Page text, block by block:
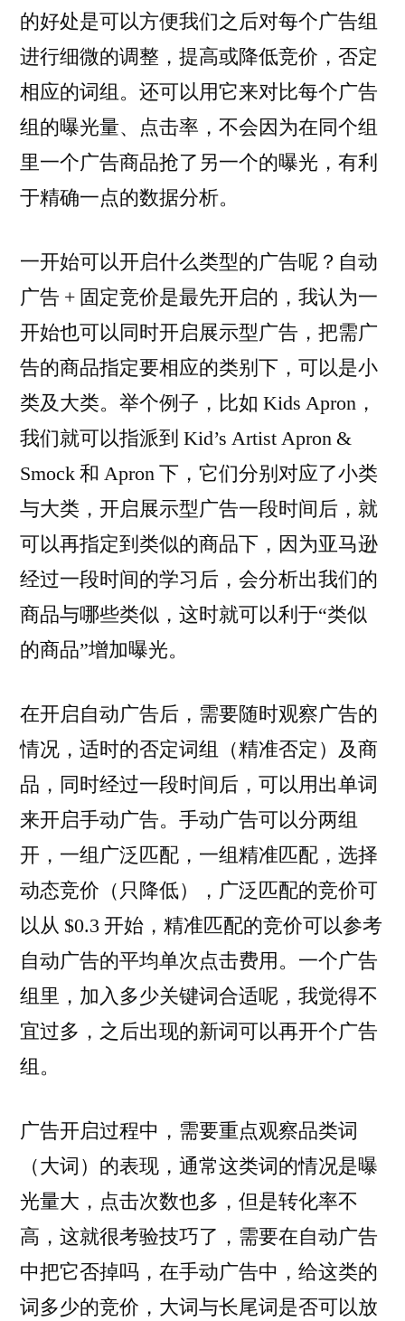
的好处是可以方便我们之后对每个广告组
进行细微的调整，提高或降低竞价，否定
相应的词组。还可以用它来对比每个广告
组的曝光量、点击率，不会因为在同个组
里一个广告商品抢了另一个的曝光，有利
于精确一点的数据分析。
一开始可以开启什么类型的广告呢？自动
广告 + 固定竞价是最先开启的，我认为一
开始也可以同时开启展示型广告，把需广
告的商品指定要相应的类别下，可以是小
类及大类。举个例子，比如 Kids Apron，
我们就可以指派到 Kid’s Artist Apron &
Smock 和 Apron 下，它们分别对应了小类
与大类，开启展示型广告一段时间后，就
可以再指定到类似的商品下，因为亚马逊
经过一段时间的学习后，会分析出我们的
商品与哪些类似，这时就可以利于“类似
的商品”增加曝光。
在开启自动广告后，需要随时观察广告的
情况，适时的否定词组（精准否定）及商
品，同时经过一段时间后，可以用出单词
来开启手动广告。手动广告可以分两组
开，一组广泛匹配，一组精准匹配，选择
动态竞价（只降低），广泛匹配的竞价可
以从 $0.3 开始，精准匹配的竞价可以参考
自动广告的平均单次点击费用。一个广告
组里，加入多少关键词合适呢，我觉得不
宜过多，之后出现的新词可以再开个广告
组。
广告开启过程中，需要重点观察品类词
（大词）的表现，通常这类词的情况是曝
光量大，点击次数也多，但是转化率不
高，这就很考验技巧了，需要在自动广告
中把它否掉吗，在手动广告中，给这类的
词多少的竞价，大词与长尾词是否可以放